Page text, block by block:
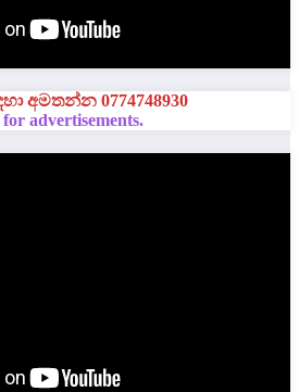
අමතන්න 0774748930
advertisements.